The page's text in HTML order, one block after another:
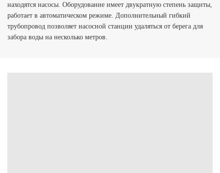
находятся насосы. Оборудование имеет двукратную степень защиты,
работает в автоматическом режиме. Дополнительный гибкий
трубопровод позволяет насосной станции удаляться от берега для
забора воды на несколько метров.